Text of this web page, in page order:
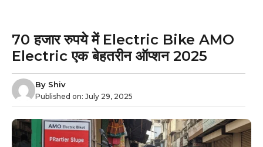
70 हजार रुपये में Electric Bike AMO
Electric एक बेहतरीन ऑप्शन 2025
By Shiv
Published on: July 29, 2025